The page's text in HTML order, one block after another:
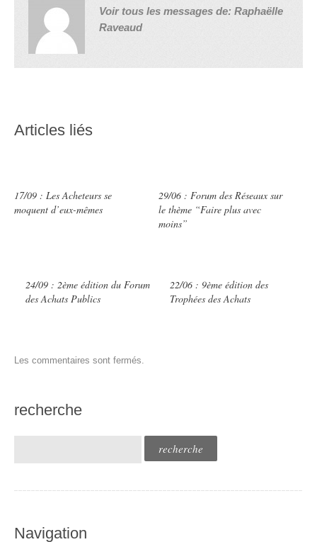
Voir tous les messages de: Raphaëlle
Raveaud
Articles liés
17/09 : Les Acheteurs se
moquent d’eux-mêmes
29/06 : Forum des Réseaux sur
le thème “Faire plus avec
moins”
24/09 : 2ème édition du Forum
des Achats Publics
22/06 : 9ème édition des
Trophées des Achats
Les commentaires sont fermés.
recherche
Navigation